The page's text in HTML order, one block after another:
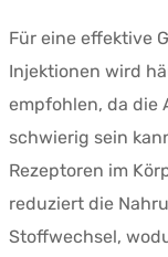
Für eine effektive
Injektionen wird
empfohlen, da die
schwierig sein
Rezeptoren im
reduziert die
Stoffwechsel,